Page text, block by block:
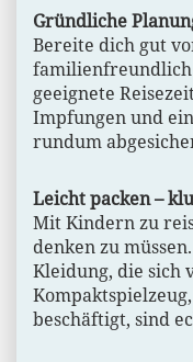
Gründliche
Bereite dich gut
familienfreundlich
geeignete
Impfungen und
rundum
Leicht packen –
Mit Kindern zu
denken zu
Kleidung, die sich
beschäftigt, sind